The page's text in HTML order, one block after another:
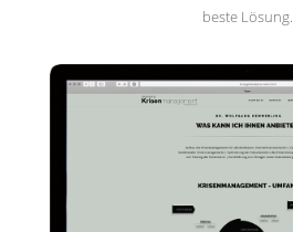
beste Lösung.